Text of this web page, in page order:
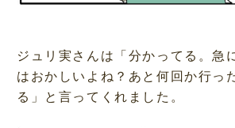
ジュリ実さんは「分かってる。急
はおかしいよね？あと何回か行っ
る」と言ってくれました。